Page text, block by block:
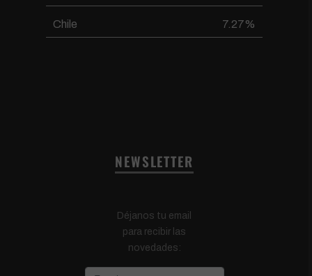
Chile 7.27%
NEWSLETTER
Déjanos tu email
para recibir las
novedades: